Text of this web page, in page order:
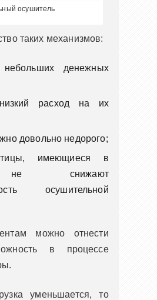
осушитель
таких механизмов:
небольших денежных
расход на их
довольно недорого;
имеющиеся в
не снижают
осушительной
можно отнести
в процессе
уменьшается, то